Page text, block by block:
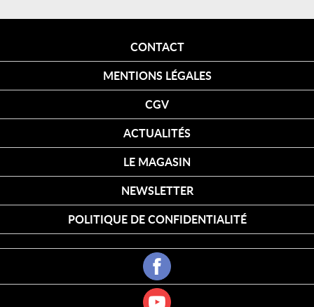
CONTACT
MENTIONS LÉGALES
CGV
ACTUALITÉS
LE MAGASIN
NEWSLETTER
POLITIQUE DE CONFIDENTIALITÉ
FACEBOOK
SONOFEP
YOUTUBE